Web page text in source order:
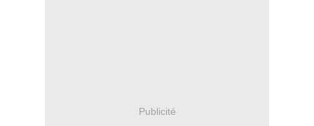
Publicité